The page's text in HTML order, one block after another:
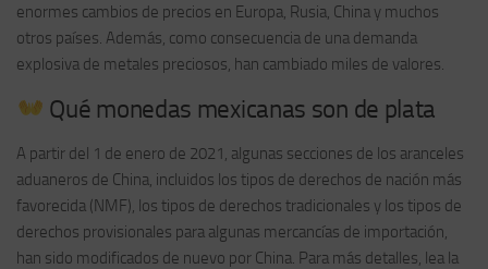
enormes cambios de precios en Europa, Rusia, China y muchos
otros países. Además, como consecuencia de una demanda
explosiva de metales preciosos, han cambiado miles de valores.
Qué monedas mexicanas son de plata
A partir del 1 de enero de 2021, algunas secciones de los aranceles
aduaneros de China, incluidos los tipos de derechos de nación más
favorecida (NMF), los tipos de derechos tradicionales y los tipos de
derechos provisionales para algunas mercancías de importación,
han sido modificados de nuevo por China. Para más detalles, lea la